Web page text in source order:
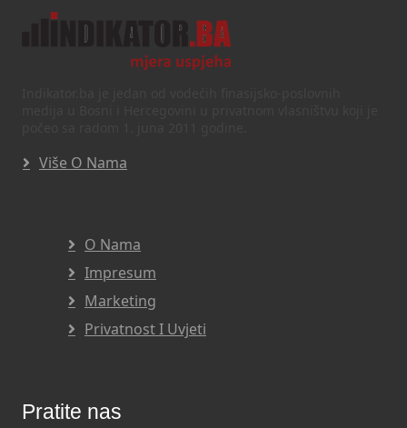
Više O Nama
O Nama
Impresum
Marketing
Privatnost I Uvjeti
Pratite nas